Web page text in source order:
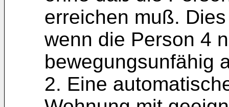
erreichen muß.
wenn die Person 4
bewegungsunfähig
2. Eine